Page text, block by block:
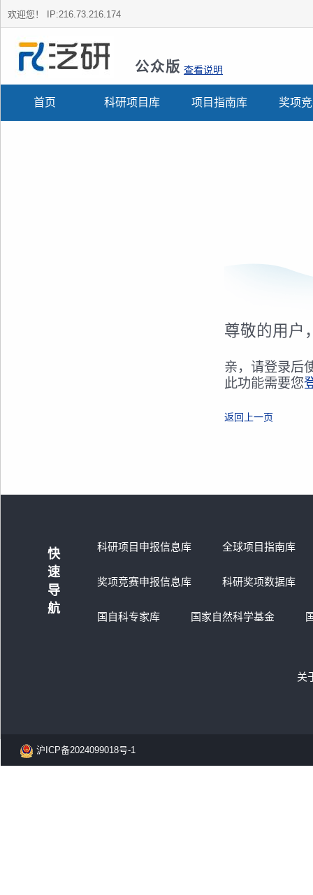
欢迎您！ IP:216.73.216.174
公众版 查看说明
首页 科研项目库 项目指南库 奖项
尊敬的用户
亲，请登录后
此功能需要您
返回上一页
快
速
导
航
科研项目申报信息库 全球项目指南库
奖项竞赛申报信息库 科研奖项数据库
国自科专家库 国家自然科学基金
关
沪ICP备2024099018号-1